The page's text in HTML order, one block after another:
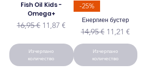
Fish Oil Kids -
Omega+
Редовна цена
16,95 € Продажна цена
11,87 €
Изчерпано
количество
-25%
Енергиен бустер
Редовна цена
14,95 € Продажна
11,21 €
Изчерпано
количество